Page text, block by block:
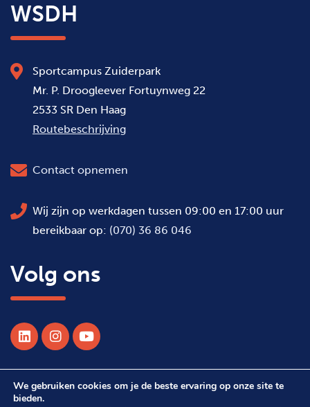
WSDH
Sportcampus Zuiderpark
Mr. P. Droogleever Fortuynweg 22
2533 SR Den Haag
Routebeschrijving
Contact opnemen
Wij zijn op werkdagen tussen 09:00 en 17:00 uur
bereikbaar op: (070) 36 86 046
Volg ons
© 2026 Alle rechten voorbehouden WSDH
We gebruiken cookies om je de beste ervaring op onze site te
bieden.